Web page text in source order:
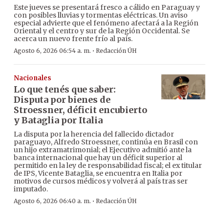
Este jueves se presentará fresco a cálido en Paraguay y
con posibles lluvias y tormentas eléctricas. Un aviso
especial advierte que el fenómeno afectará a la Región
Oriental y el centro y sur de la Región Occidental. Se
acerca un nuevo frente frío al país.
Agosto 6, 2026 06:54 a. m. · Redacción ÚH
Nacionales
Lo que tenés que saber:
Disputa por bienes de
Stroessner, déficit encubierto
y Bataglia por Italia
La disputa por la herencia del fallecido dictador
paraguayo, Alfredo Stroessner, continúa en Brasil con
un hijo extramatrimonial; el Ejecutivo admitió ante la
banca internacional que hay un déficit superior al
permitido en la ley de responsabilidad fiscal; el ex titular
de IPS, Vicente Bataglia, se encuentra en Italia por
motivos de cursos médicos y volverá al país tras ser
imputado.
Agosto 6, 2026 06:40 a. m. · Redacción ÚH